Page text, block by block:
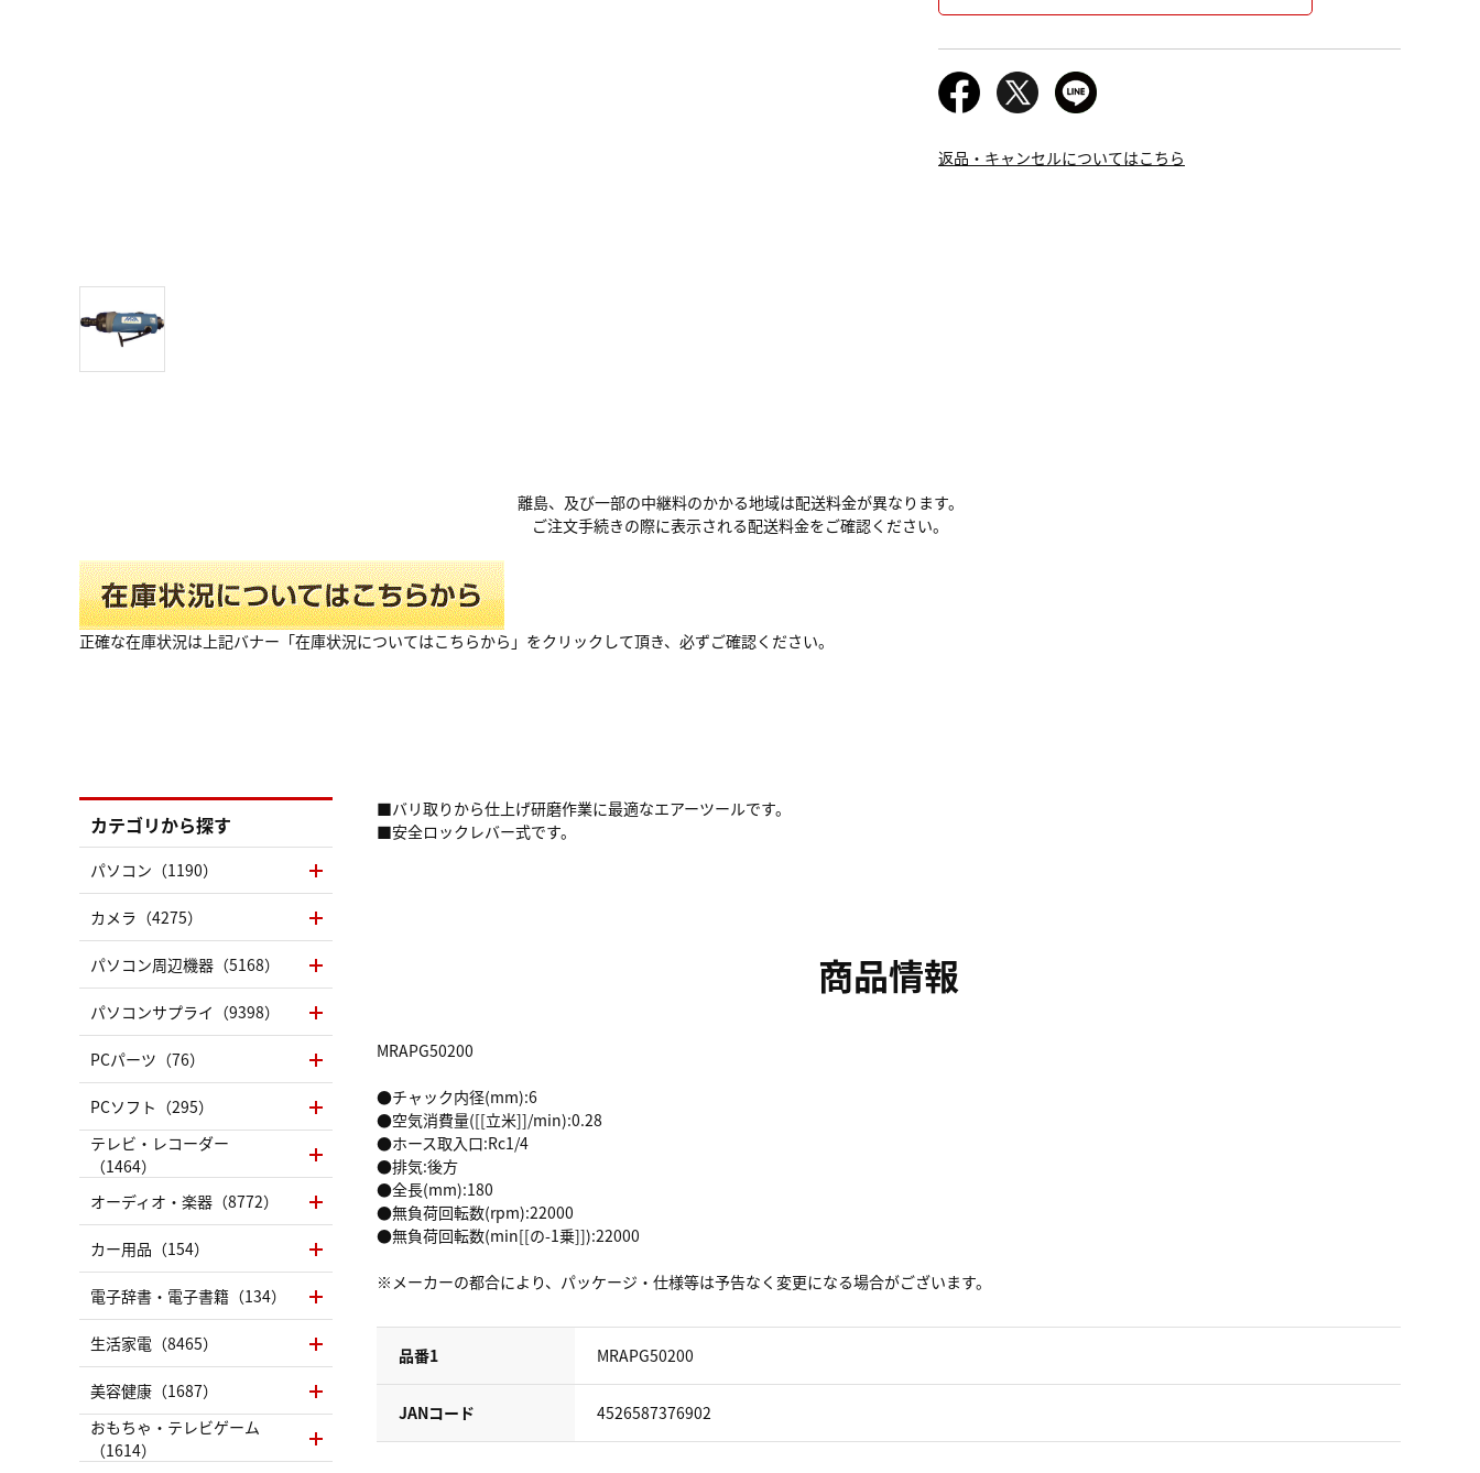
返品・キャンセルについてはこちら
離島、及び一部の中継料のかかる地域は配送料金が異なります。
ご注文手続きの際に表示される配送料金をご確認ください。
正確な在庫状況は上記バナー「在庫状況についてはこちらから」をクリックして頂き、必ずご確認ください。
■バリ取りから仕上げ研磨作業に最適なエアーツールです。
■安全ロックレバー式です。
商品情報
MRAPG50200
●チャック内径(mm):6
●空気消費量([[立米]]/min):0.28
●ホース取入口:Rc1/4
●排気:後方
●全長(mm):180
●無負荷回転数(rpm):22000
●無負荷回転数(min[[の-1乗]]):22000
※メーカーの都合により、パッケージ・仕様等は予告なく変更になる場合がございます。
品番1 MRAPG50200
JANコード 4526587376902
カテゴリから探す
パソコン（1190）
カメラ（4275）
パソコン周辺機器（5168）
パソコンサプライ（9398）
PCパーツ（76）
PCソフト（295）
テレビ・レコーダー
（1464）
オーディオ・楽器（8772）
カー用品（154）
電子辞書・電子書籍（134）
生活家電（8465）
美容健康（1687）
おもちゃ・テレビゲーム
（1614）